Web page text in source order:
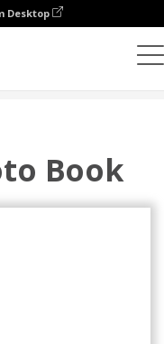
Desktop
Book